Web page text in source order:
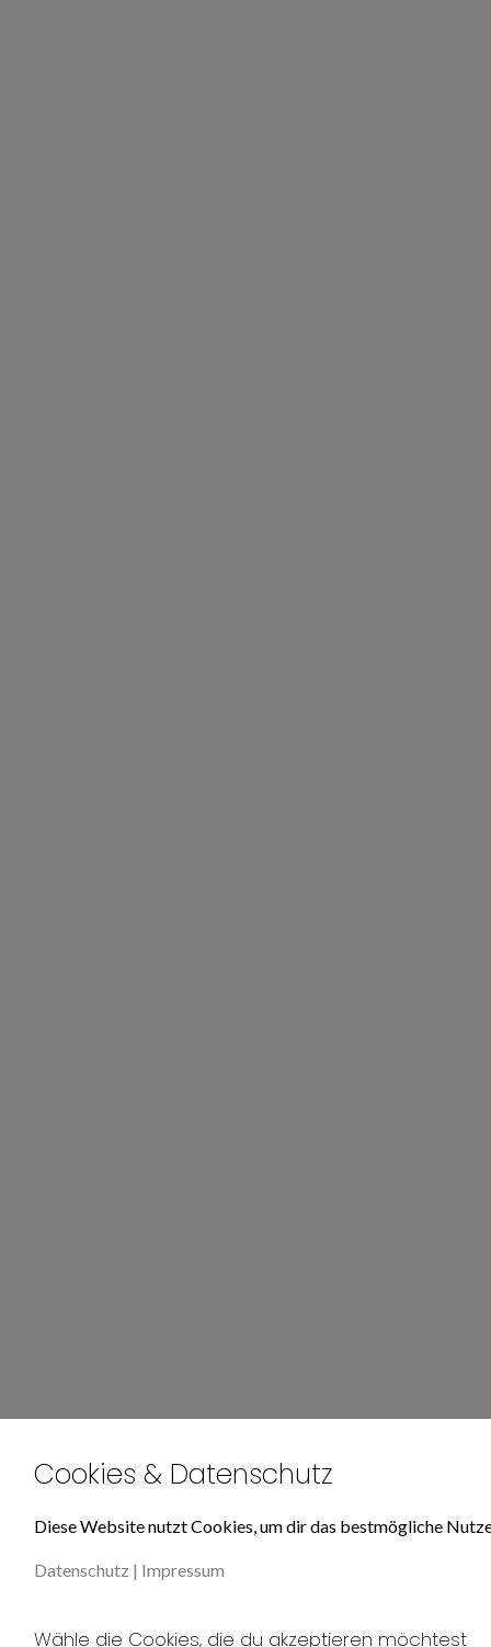
Cookies & Datenschutz
Diese Website nutzt Cookies, um dir das bestmögliche
Datenschutz | Impressum
Wähle die Cookies, die du akzeptieren möchtest